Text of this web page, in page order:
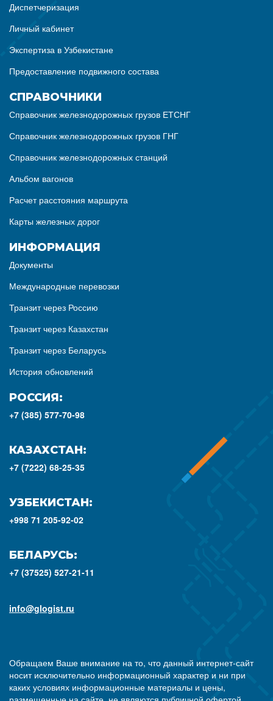
Диспетчеризация
Личный кабинет
Экспертиза в Узбекистане
Предоставление подвижного состава
СПРАВОЧНИКИ
Справочник железнодорожных грузов ЕТСНГ
Справочник железнодорожных грузов ГНГ
Справочник железнодорожных станций
Альбом вагонов
Расчет расстояния маршрута
Карты железных дорог
ИНФОРМАЦИЯ
Документы
Международные перевозки
Транзит через Россию
Транзит через Казахстан
Транзит через Беларусь
История обновлений
РОССИЯ:
+7 (385) 577-70-98
КАЗАХСТАН:
+7 (7222) 68-25-35
УЗБЕКИСТАН:
+998 71 205-92-02
БЕЛАРУСЬ:
+7 (37525) 527-21-11
info@glogist.ru
Обращаем Ваше внимание на то, что данный интернет-сайт
носит исключительно информационный характер и ни при
каких условиях информационные материалы и цены,